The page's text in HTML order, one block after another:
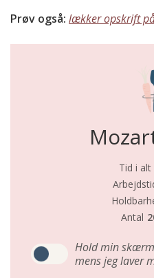
Prøv også: lækker opskrift
Tid i alt
Antal
Hold min
mens jeg laver